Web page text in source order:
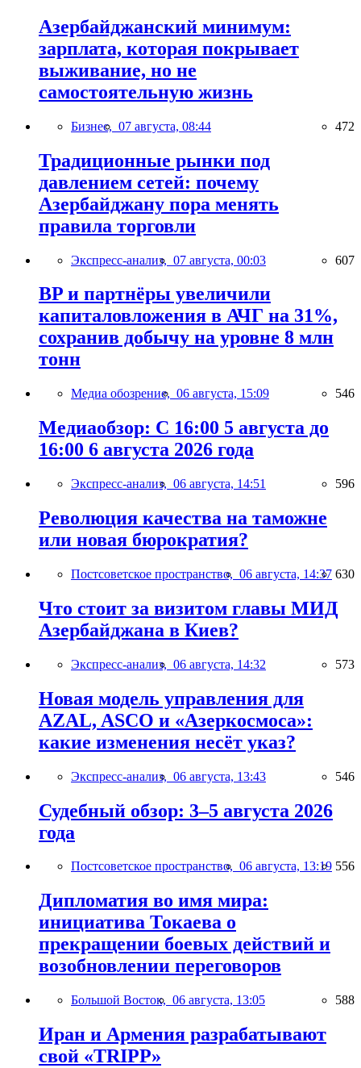
Азербайджанский минимум:
зарплата, которая покрывает
выживание, но не
самостоятельную жизнь
Бизнес, 07 августа, 08:44 472
Традиционные рынки под
давлением сетей: почему
Азербайджану пора менять
правила торговли
Экспресс-анализ, 07 августа, 00:03 607
BP и партнёры увеличили
капиталовложения в АЧГ на 31%,
сохранив добычу на уровне 8 млн
тонн
Медиа обозрение, 06 августа, 15:09 546
Медиаобзор: С 16:00 5 августа до
16:00 6 августа 2026 года
Экспресс-анализ, 06 августа, 14:51 596
Революция качества на таможне
или новая бюрократия?
Постсоветское пространство, 06 августа, 14:37 630
Что стоит за визитом главы МИД
Азербайджана в Киев?
Экспресс-анализ, 06 августа, 14:32 573
Новая модель управления для
AZAL, ASCO и «Азеркосмоса»:
какие изменения несёт указ?
Экспресс-анализ, 06 августа, 13:43 546
Судебный обзор: 3–5 августа 2026
года
Постсоветское пространство, 06 августа, 13:19 556
Дипломатия во имя мира:
инициатива Токаева о
прекращении боевых действий и
возобновлении переговоров
Большой Восток, 06 августа, 13:05 588
Иран и Армения разрабатывают
свой «TRIPP»